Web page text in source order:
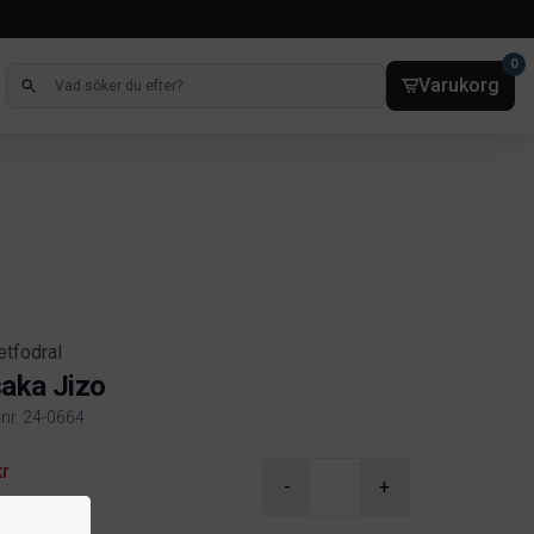
Varukorg
0
Jizo
24-0664
information
- +